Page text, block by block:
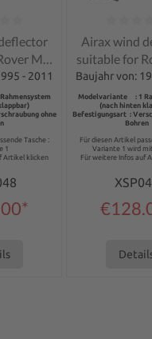
of 0 out of 5 stars
MG
- TF- 2011
ohne
Tasche :
1
Artikel klicken
Average
Airax wind
suitable for
- F & MG
Baujahr von:
Modelvariante : 1
(nach hinten
Befestigungsart :
Bohren
Für diesen Artikel
Variante 1 wird
Für weitere Infos auf